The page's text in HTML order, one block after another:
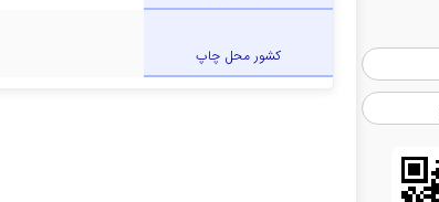
کشور محل چاپ